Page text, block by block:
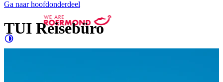
Ga naar hoofdonderdeel
TUI Reisebüro